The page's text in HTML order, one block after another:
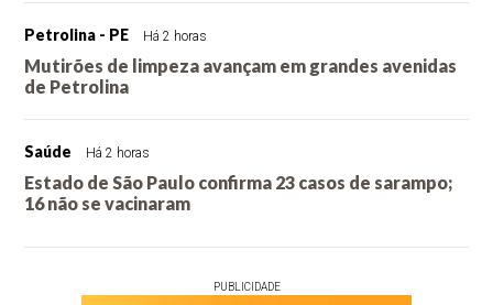
Petrolina - PE Há 2 horas
Mutirões de limpeza avançam em grandes avenidas
de Petrolina
Saúde Há 2 horas
Estado de São Paulo confirma 23 casos de sarampo;
16 não se vacinaram
PUBLICIDADE